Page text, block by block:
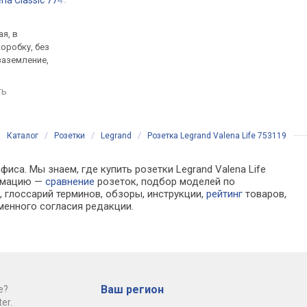
в
без
Каталог / Розетки / Legrand / Розетка Legrand Valena Life 753119
Мы знаем, где купить розетки Legrand Valena Life
—сравнение розеток, подбор моделей по
глоссарий терминов, обзоры, инструкции,рейтинг товаров,
согласия редакции.
Ваш регион